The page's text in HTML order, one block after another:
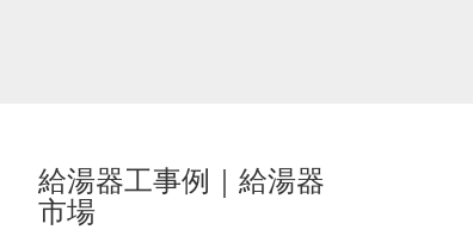
給湯器工事例｜給湯器
市場